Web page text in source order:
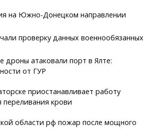
на Южно-Донецком направлении
проверку данных военнообязанных
дроны атаковали порт в Ялте:
от ГУР
приостанавливает работу
переливания крови
области рф пожар после мощного